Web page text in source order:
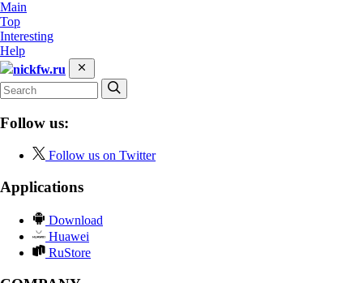
Main
Top
Interesting
Help
nickfw.ru
Follow us:
Follow us on Twitter
Applications
Download
Huawei
RuStore